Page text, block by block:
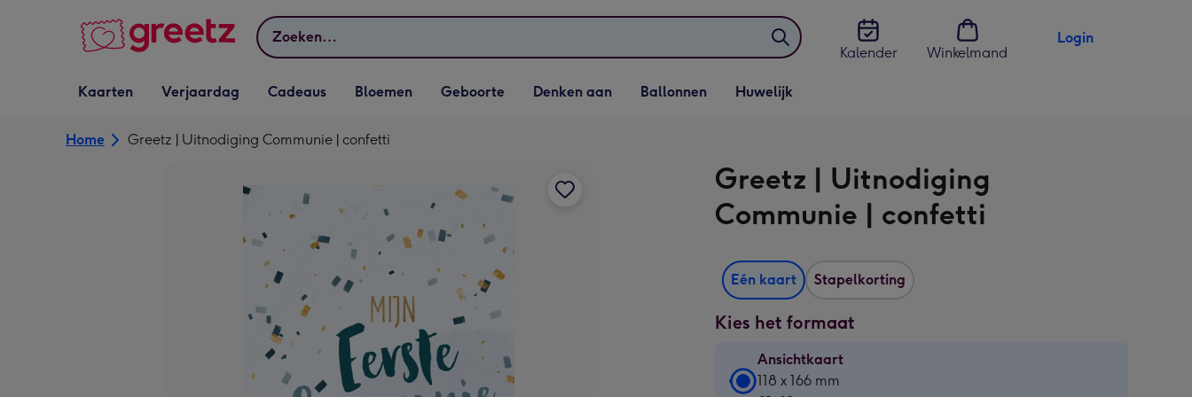
Zoeken
Kalender
Winkelmand
Login
Vervolgkeuzelijst
Kaarten openen
Kaarten
Vervolgkeuzelijst
Verjaardag openen
Verjaardag
Vervolgkeuzelijst
Cadeaus openen
Cadeaus
Vervolgkeuzelijst
Bloemen openen
Bloemen
Vervolgkeuzelijst
Geboorte openen
Geboorte
Vervolgkeuzelijst
Denken aan openen
Denken aan
Vervolgkeuzelijst
Ballonnen openen
Ballonnen
Vervolgkeuzelijst
Huwelijk openen
Huwelijk
Home Greetz | Uitnodiging Communie | confetti
Greetz | Uitnodiging
Communie | confetti
Eén kaart Stapelkorting
Kies het formaat
Ansichtkaart
Ansichtkaart
118 x 166 mm